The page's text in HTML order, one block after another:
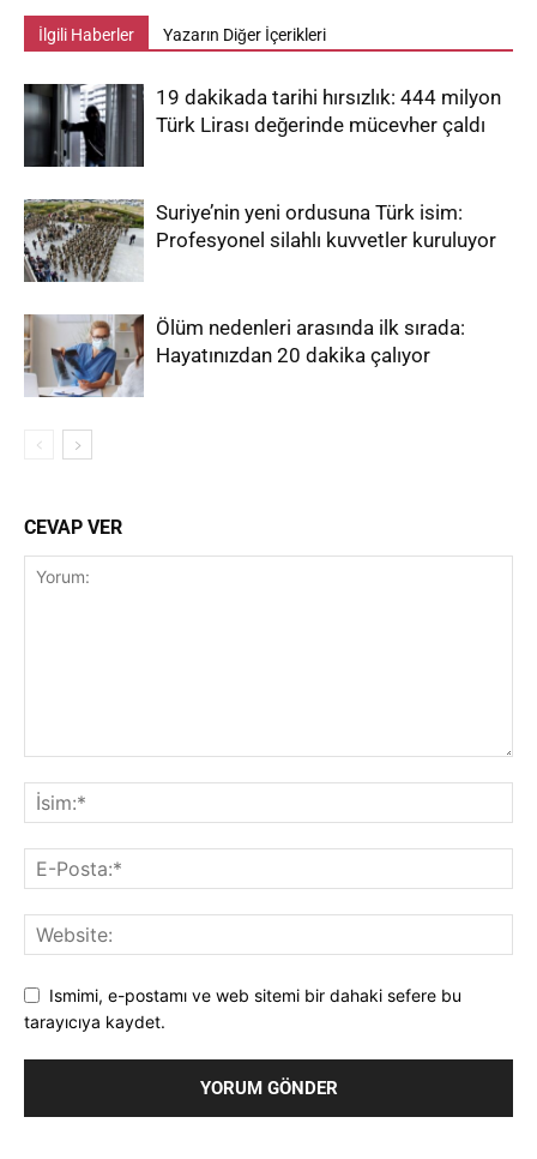
İlgili Haberler Yazarın Diğer İçerikleri
19 dakikada tarihi hırsızlık: 444 milyon
Türk Lirası değerinde mücevher çaldı
Suriye’nin yeni ordusuna Türk isim:
Profesyonel silahlı kuvvetler kuruluyor
Ölüm nedenleri arasında ilk sırada:
Hayatınızdan 20 dakika çalıyor
CEVAP VER
Ismimi, e-postamı ve web sitemi bir dahaki sefere bu
tarayıcıya kaydet.